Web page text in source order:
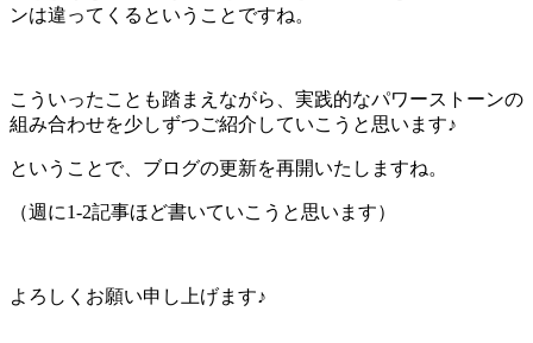
ンは違ってくるということですね。
こういったことも踏まえながら、実践的なパワーストーンの
組み合わせを少しずつご紹介していこうと思います♪
ということで、ブログの更新を再開いたしますね。
（週に1-2記事ほど書いていこうと思います）
よろしくお願い申し上げます♪